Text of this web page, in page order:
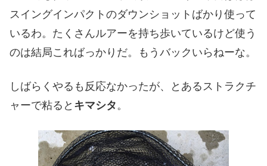
スイングインパクトのダウンショットばかり使って
いるわ。たくさんルアーを持ち歩いているけど使う
のは結局こればっかりだ。もうバックいらねーな。
しばらくやるも反応なかったが、とあるストラクチ
ャーで粘ると キマシタ。